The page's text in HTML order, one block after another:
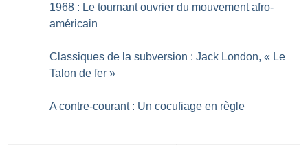
1968 : Le tournant ouvrier du mouvement afro-
américain
Classiques de la subversion : Jack London, « Le
Talon de fer »
A contre-courant : Un cocufiage en règle